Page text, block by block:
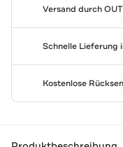
Versand durch
Schnelle Lieferung
Kostenlose